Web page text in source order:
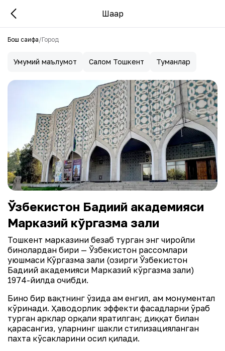
Шаҳар
Бош саҳифа/Город
Умумий маълумот Салом Тошкент Туманлар
Ўзбекистон Бадиий академияси
Марказий кўргазма зали
Тошкент марказини безаб турган энг чиройли
бинолардан бири — Ўзбекистон рассомлари
уюшмаси Кўргазма зали (ҳозирги Ўзбекистон
Бадиий академияси Марказий кўргазма зали)
1974-йилда очибди.
Бино бир вақтнинг ўзида ҳам енгил, ҳам монументал
кўринади. Ҳаводорлик эффекти фасадларни ўраб
турган арклар орқали яратилган; диққат билан
қарасангиз, уларнинг шакли стилизацияланган
пахта кўсакларини ҳосил қилади.